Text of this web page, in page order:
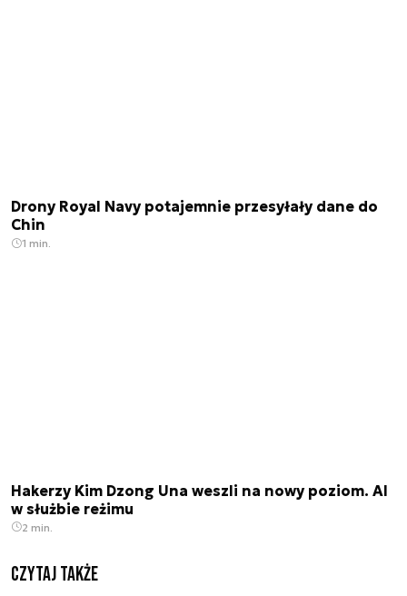
Drony Royal Navy potajemnie przesyłały dane do
Chin
1 min.
Hakerzy Kim Dzong Una weszli na nowy poziom. AI
w służbie reżimu
2 min.
Czytaj także